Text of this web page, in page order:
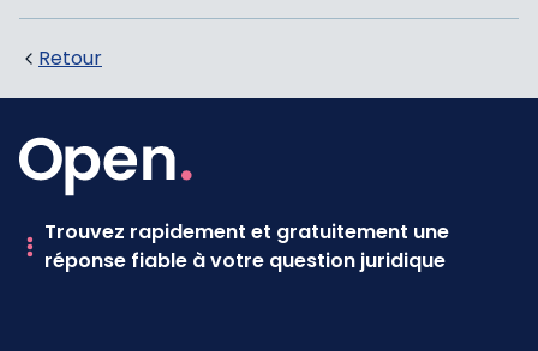
Retour
Trouvez rapidement et gratuitement une
réponse fiable à votre question juridique